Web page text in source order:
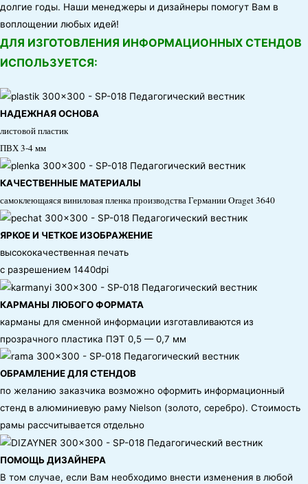
долгие годы. Наши менеджеры и дизайнеры помогут Вам в
воплощении любых идей!
ДЛЯ ИЗГОТОВЛЕНИЯ ИНФОРМАЦИОННЫХ СТЕНДОВ
ИСПОЛЬЗУЕТСЯ:
НАДЕЖНАЯ ОСНОВА
листовой пластик
ПВХ 3-4 мм
КАЧЕСТВЕННЫЕ МАТЕРИАЛЫ
самоклеющаяся виниловая пленка производства Германии Oraget 3640
ЯРКОЕ И ЧЕТКОЕ ИЗОБРАЖЕНИЕ
высококачественная печать
с разрешением 1440dpi
КАРМАНЫ ЛЮБОГО ФОРМАТА
карманы для сменной информации изготавливаются из
прозрачного пластика ПЭТ 0,5 — 0,7 мм
ОБРАМЛЕНИЕ ДЛЯ СТЕНДОВ
по желанию заказчика возможно оформить информационный
стенд в алюминиевую раму Nielson (золото, серебро). Стоимость
рамы рассчитывается отдельно
ПОМОЩЬ ДИЗАЙНЕРА
В том случае, если Вам необходимо внести изменения в любой